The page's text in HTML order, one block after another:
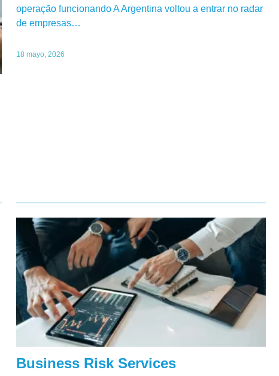
operação funcionando A Argentina voltou a entrar no radar
de empresas…
18 mayo, 2026
Business Risk Services